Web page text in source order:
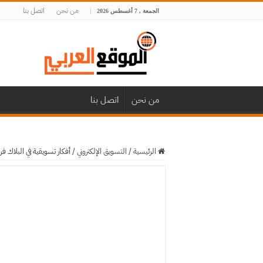
الجمعة , 7 أغسطس 2026 من نحن اتصل بنا
من نحن اتصل بنا
الرئيسية/ التسويق الإلكتروني/أفكار تسويقية في البلاك